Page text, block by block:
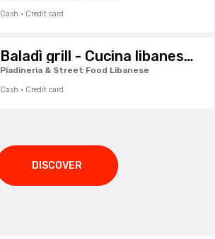
Cash · Credit card
Baladì grill - Cucina libanese da asporto
Piadineria & Street Food Libanese
Cash · Credit card
DISCOVER